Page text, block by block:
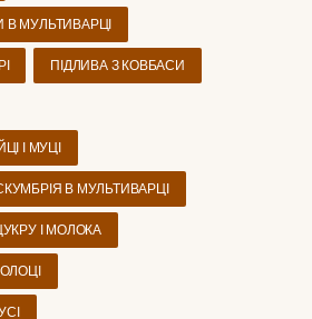
МУЛЬТИВАРЦІ
ПІДЛИВА З КОВБАСИ
І МУЦІ
В МУЛЬТИВАРЦІ
І МОЛОКА